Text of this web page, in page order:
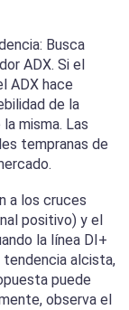
Busca
ADX. Si el
ADX hace
de la
misma. Las
tempranas de
a los cruces
positivo) y el
la línea DI+
tendencia alcista,
puede
observa el